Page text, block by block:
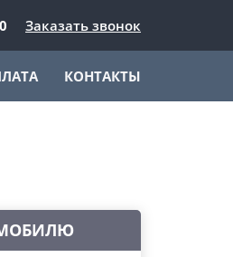
Заказать звонок
КОНТАКТЫ